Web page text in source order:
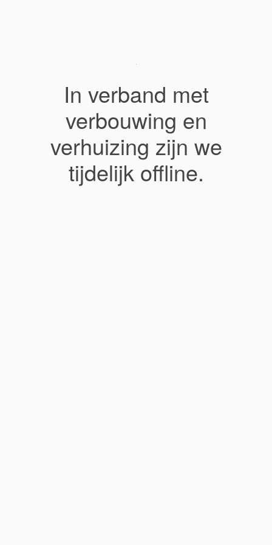
In verband met
verbouwing en
verhuizing zijn we
tijdelijk offline.